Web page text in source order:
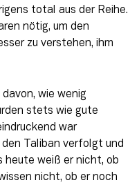
total aus der Reihe.
nötig, um den
zu verstehen, ihm
wie wenig
stets wie gute
war
Taliban verfolgt und
heute weiß er nicht, ob
nicht, ob er noch